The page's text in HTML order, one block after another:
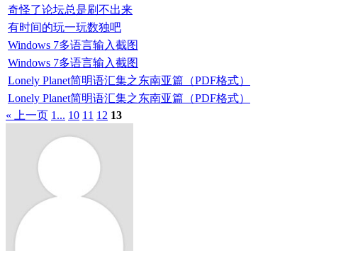
奇怪了论坛总是刷不出来
有时间的玩一玩数独吧
Windows 7多语言输入截图
Windows 7多语言输入截图
Lonely Planet简明语汇集之东南亚篇（PDF格式）
Lonely Planet简明语汇集之东南亚篇（PDF格式）
« 上一页 1... 10 11 12 13